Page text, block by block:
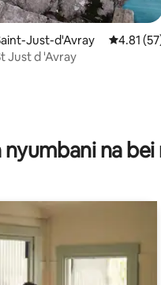
kati ya 5, tathmini 165
Just-d'Avray Ukadiriaji
4.81
Just d 'Avray
nyumbani na